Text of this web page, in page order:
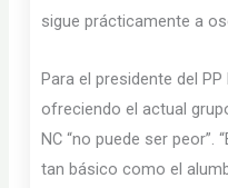
sigue prácticamente a
Para el presidente del
ofreciendo el actual
NC “no puede ser peor”.
tan básico como el